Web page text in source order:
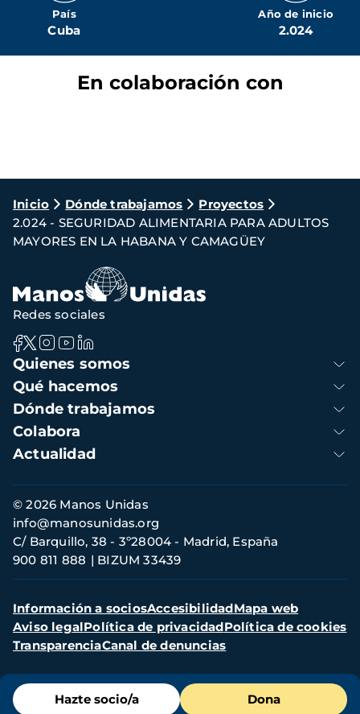
País
Cuba
Año de inicio
2.024
En colaboración con
Ruta
de
navegación
Inicio Dónde trabajamos
Proyectos
2.024 - SEGURIDAD ALIMENTARIA PARA ADULTOS
MAYORES EN LA HABANA Y CAMAGÜEY
Menú
de
Hazte socio/a Dona
Navegación
principal
Quienes somos
Qué hacemos
Dónde trabajamos
Colabora
Actualidad
Redes sociales
Información
de
contacto
© 2026 Manos Unidas
C/ Barquillo, 38 - 3º28004 - Madrid, España
900 811 888
BIZUM 33439
info@manosunidas.org
Menú
secundario
Información a sociosAccesibilidadMapa web
Aviso legalPolítica de privacidadPolítica de cookies
TransparenciaCanal de denuncias